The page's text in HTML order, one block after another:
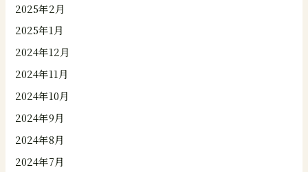
2025年2月
2025年1月
2024年12月
2024年11月
2024年10月
2024年9月
2024年8月
2024年7月